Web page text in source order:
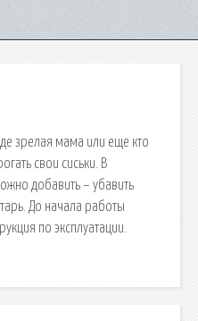
зрелая мама или еще кто
свои сиськи. В
добавить – убавить
До начала работы
по эксплуатации.